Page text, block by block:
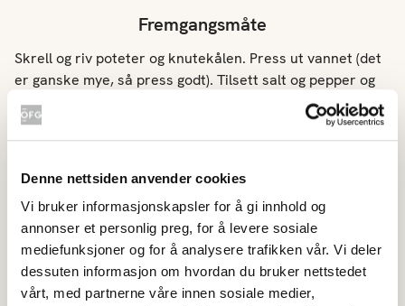
Denne nettsiden anvender cookies
Vi bruker informasjonskapsler for å gi innhold og
annonser et personlig preg, for å levere sosiale
mediefunksjoner og for å analysere trafikken vår. Vi deler
dessuten informasjon om hvordan du bruker nettstedet
vårt, med partnerne våre innen sosiale medier,
Fremgangsmåte
Skrell og riv poteter og knutekålen. Press ut vannet (det
er ganske mye, så press godt). Tilsett salt og pepper og
bland godt. Ha smør i stekepannen og lag små røstikaker
- en toppen spiseskje på hver. Press blandingen godt ned
i pannen og stek kakene gylne. Snu og gjenta til alle
Server røstikakene med hakket vårløk og seterrømme
til.